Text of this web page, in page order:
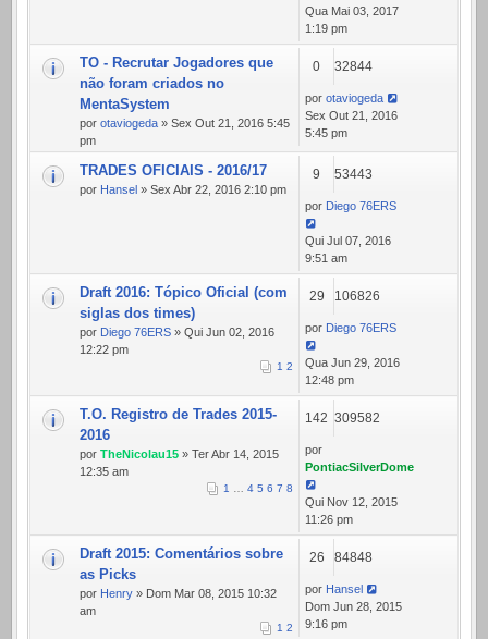
Qua Mai 03, 2017
1:19 pm
TO - Recrutar Jogadores que
não foram criados no
MentaSystem
por otaviogeda » Sex Out 21, 2016 5:45
pm
0 32844
por otaviogeda
Sex Out 21, 2016
5:45 pm
TRADES OFICIAIS - 2016/17
por Hansel » Sex Abr 22, 2016 2:10 pm
9 53443
por Diego 76ERS
Qui Jul 07, 2016
9:51 am
Draft 2016: Tópico Oficial (com
siglas dos times)
por Diego 76ERS » Qui Jun 02, 2016
12:22 pm
1 2
29 106826
por Diego 76ERS
Qua Jun 29, 2016
12:48 pm
T.O. Registro de Trades 2015-
2016
por TheNicolau15 » Ter Abr 14, 2015
12:35 am
1 … 4 5 6 7 8
142 309582
por
PontiacSilverDome
Qui Nov 12, 2015
11:26 pm
Draft 2015: Comentários sobre
as Picks
por Henry » Dom Mar 08, 2015 10:32
am
1 2
26 84848
por Hansel
Dom Jun 28, 2015
9:16 pm